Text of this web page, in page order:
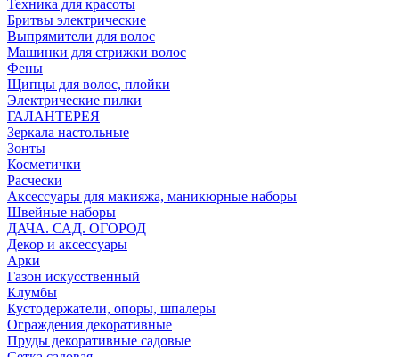
Техника для красоты
Бритвы электрические
Выпрямители для волос
Машинки для стрижки волос
Фены
Щипцы для волос, плойки
Электрические пилки
ГАЛАНТЕРЕЯ
Зеркала настольные
Зонты
Косметички
Расчески
Аксессуары для макияжа, маникюрные наборы
Швейные наборы
ДАЧА. САД. ОГОРОД
Декор и аксессуары
Арки
Газон искусственный
Клумбы
Кустодержатели, опоры, шпалеры
Ограждения декоративные
Пруды декоративные садовые